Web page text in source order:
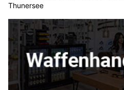
Thunersee